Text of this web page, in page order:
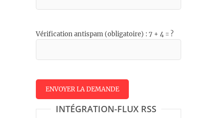
Vérification antispam (obligatoire) : 7 + 4 = ?
INTÉGRATION-FLUX RSS